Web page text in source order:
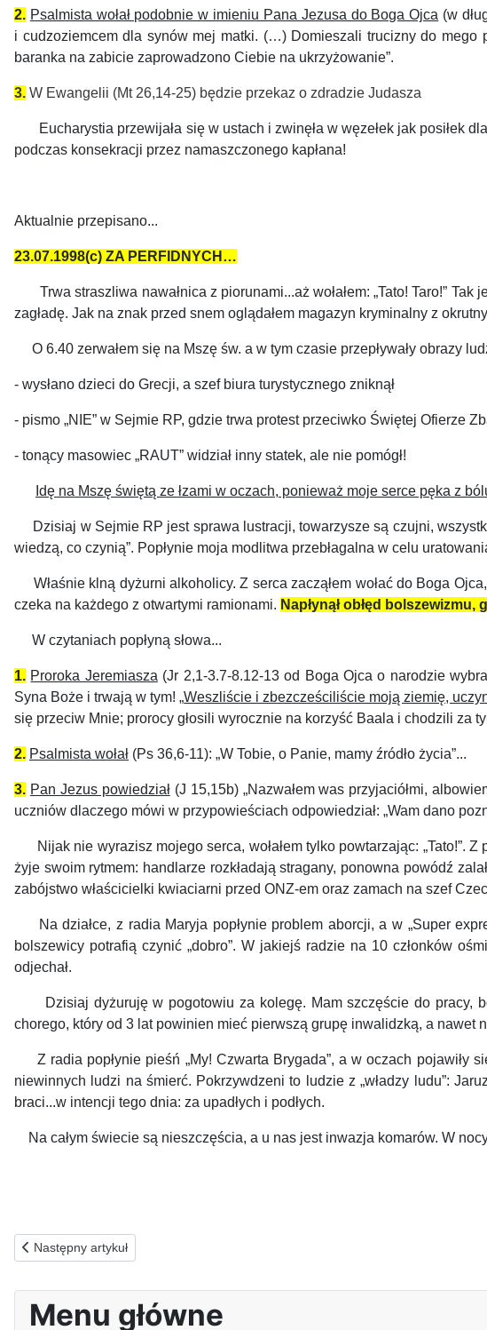
2. Psalmista wołał podobnie w imieniu Pana Jezusa do Boga Ojca (w
i cudzoziemcem dla synów mej matki. (…) Domieszali trucizny do mego
baranka na zabicie zaprowadzono Ciebie na ukrzyżowanie”.
3. W Ewangelii (Mt 26,14-25) będzie przekaz o zdradzie Judasza
Eucharystia przewijała się w ustach i zwinęła w węzełek jak posiłek
podczas konsekracji przez namaszczonego kapłana!
Aktualnie przepisano...
23.07.1998(c) ZA PERFIDNYCH…
Trwa straszliwa nawałnica z piorunami...aż wołałem: „Tato! Taro!” Tak
zagładę. Jak na znak przed snem oglądałem magazyn kryminalny z
O 6.40 zerwałem się na Mszę św. a w tym czasie przepływały obrazy
- wysłano dzieci do Grecji, a szef biura turystycznego zniknął
- pismo „NIE” w Sejmie RP, gdzie trwa protest przeciwko Świętej Ofierze
- tonący masowiec „RAUT” widział inny statek, ale nie pomógł!
Idę na Mszę świętą ze łzami w oczach, ponieważ moje serce pęka z
Dzisiaj w Sejmie RP jest sprawa lustracji, towarzysze są czujni,
wiedzą, co czynią”. Popłynie moja modlitwa przebłagalna w celu
Właśnie klną dyżurni alkoholicy. Z serca zacząłem wołać do Boga
czeka na każdego z otwartymi ramionami. Napłynął obłęd
W czytaniach popłyną słowa...
1. Proroka Jeremiasza (Jr 2,1-3.7-8.12-13 od Boga Ojca o narodzie
Syna Boże i trwają w tym! „Weszliście i zbezcześciliście moją ziemię,
się przeciw Mnie; prorocy głosili wyrocznie na korzyść Baala i chodzili za
2. Psalmista wołał (Ps 36,6-11): „W Tobie, o Panie, mamy źródło życia”...
3. Pan Jezus powiedział(J 15,15b) „Nazwałem was przyjaciółmi,
uczniów dlaczego mówi w przypowieściach odpowiedział: „Wam dano
Nijak nie wyrazisz mojego serca, wołałem tylko powtarzając: „Tato!”. Z
żyje swoim rytmem: handlarze rozkładają stragany, ponowna powódź
zabójstwo właścicielki kwiaciarni przed ONZ-em oraz zamach na szef
Na działce, z radia Maryja popłynie problem aborcji, a w „Super
bolszewicy potrafią czynić „dobro”. W jakiejś radzie na 10 członków
odjechał.
Dzisiaj dyżuruję w pogotowiu za kolegę. Mam szczęście do pracy,
chorego, który od 3 lat powinien mieć pierwszą grupę inwalidzką, a nawet
Z radia popłynie pieśń „My! Czwarta Brygada”, a w oczach pojawiły
niewinnych ludzi na śmierć. Pokrzywdzeni to ludzie z „władzy ludu”:
braci...w intencji tego dnia: za upadłych i podłych.
Na całym świecie są nieszczęścia, a u nas jest inwazja komarów. W
Poprzednia strona: 02.04.2026(w) ZA CHORYCH NA WESOŁKOWATOŚĆ …
Następny artykuł
Menu główne